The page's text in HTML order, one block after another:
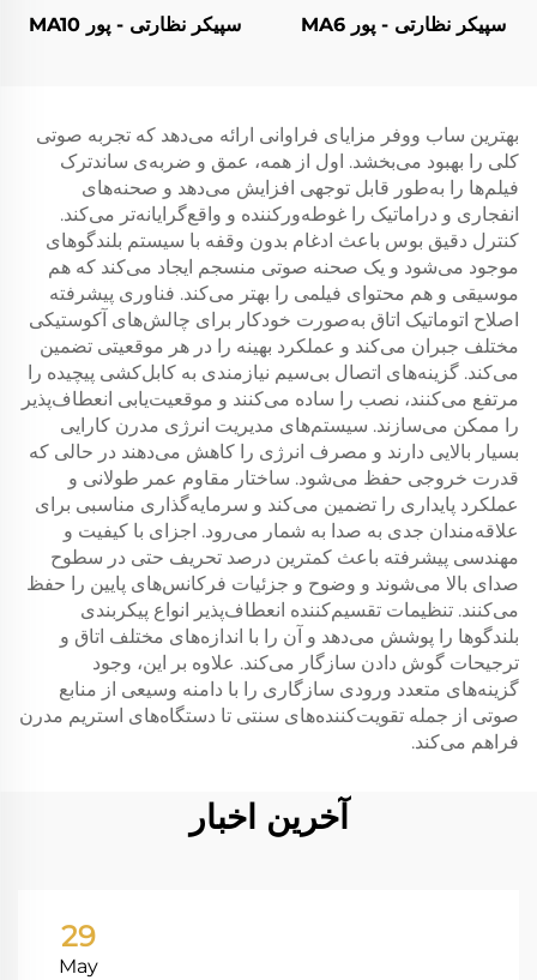
سپیکر نظارتی - پور MA6 سپیکر نظارتی - پور MA10
بهترین ساب ووفر مزایای فراوانی ارائه می‌دهد که تجربه صوتی
کلی را بهبود می‌بخشد. اول از همه، عمق و ضربه‌ی ساندترک
فیلم‌ها را به‌طور قابل توجهی افزایش می‌دهد و صحنه‌های
انفجاری و دراماتیک را غوطه‌ور‌کننده و واقع‌گرایانه‌تر می‌کند.
کنترل دقیق بوس باعث ادغام بدون وقفه با سیستم بلندگوهای
موجود می‌شود و یک صحنه صوتی منسجم ایجاد می‌کند که هم
موسیقی و هم محتوای فیلمی را بهتر می‌کند. فناوری پیشرفته
اصلاح اتوماتیک اتاق به‌صورت خودکار برای چالش‌های آکوستیکی
مختلف جبران می‌کند و عملکرد بهینه را در هر موقعیتی تضمین
می‌کند. گزینه‌های اتصال بی‌سیم نیازمندی به کابل‌کشی پیچیده را
مرتفع می‌کنند، نصب را ساده می‌کنند و موقعیت‌یابی انعطاف‌پذیر
را ممکن می‌سازند. سیستم‌های مدیریت انرژی مدرن کارایی
بسیار بالایی دارند و مصرف انرژی را کاهش می‌دهند در حالی که
قدرت خروجی حفظ می‌شود. ساختار مقاوم عمر طولانی و
عملکرد پایداری را تضمین می‌کند و سرمایه‌گذاری مناسبی برای
علاقه‌مندان جدی به صدا به شمار می‌رود. اجزای با کیفیت و
مهندسی پیشرفته باعث کمترین درصد تحریف حتی در سطوح
صدای بالا می‌شوند و وضوح و جزئیات فرکانس‌های پایین را حفظ
می‌کنند. تنظیمات تقسیم‌کننده انعطاف‌پذیر انواع پیکربندی
بلندگوها را پوشش می‌دهد و آن را با اندازه‌های مختلف اتاق و
ترجیحات گوش دادن سازگار می‌کند. علاوه بر این، وجود
گزینه‌های متعدد ورودی سازگاری را با دامنه وسیعی از منابع
صوتی از جمله تقویت‌کننده‌های سنتی تا دستگاه‌های استریم مدرن
فراهم می‌کند.
آخرین اخبار
29
May